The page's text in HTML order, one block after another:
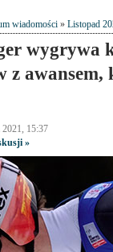
wiadomości» Listopad
wygrywa
z awansem,
2021, 15:37
»